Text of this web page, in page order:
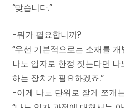
“맞습니다.”
-뭐가 필요합니까?
“우선 기본적으로는 소재를
나노 입자로 한정 짓는다면
하는 장치가 필요하겠죠.”
-이게 나노 단위로 잘게 쪼개